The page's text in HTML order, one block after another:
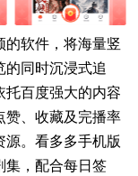
软件，将海量竖
同时沉浸式追
百度强大的内容
赞、收藏及完播率
。看多多手机版
集，配合每日签